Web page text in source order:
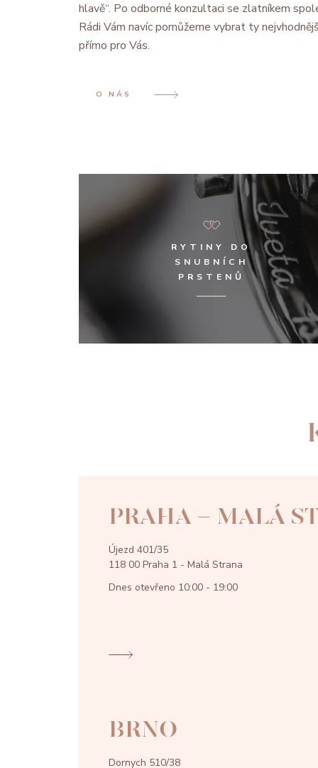
hlavě“. Po odborné konzultaci se zlatníkem
Rádi Vám navíc pomůžeme vybrat ty
přímo pro Vás.
O NÁS
RYTINY DO
SNUBNÍCH
PRSTENŮ
PRAHA - MALÁ
Újezd 401/35
118 00 Praha 1 - Malá Strana
Dnes otevřeno 10:00 - 19:00
BRNO
Dornych 510/38